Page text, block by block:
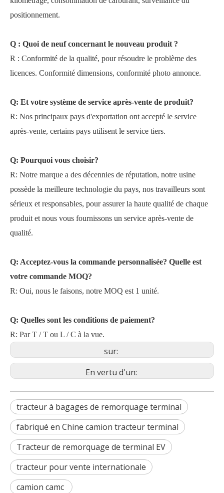
positionnement.
Q : Quoi de neuf concernant le nouveau produit ?
R : Conformité de la qualité, pour résoudre le problème des
licences. Conformité dimensions, conformité photo annonce.
Q: Et votre système de service après-vente de produit?
R: Nos principaux pays d'exportation ont accepté le service
après-vente, certains pays utilisent le service tiers.
Q: Pourquoi vous choisir?
R: Notre marque a des décennies de réputation, notre usine
possède la meilleure technologie du pays, nos travailleurs sont
sérieux et responsables, pour assurer la haute qualité de chaque
produit et nous vous fournissons un service après-vente de
qualité.
Q: Acceptez-vous la commande personnalisée? Quelle est
votre commande MOQ?
R: Oui, nous le faisons, notre MOQ est 1 unité.
Q: Quelles sont les conditions de paiement?
R: Par T / T ou L / C à la vue.
sur:
En vertu d'un:
tracteur à bagages de remorquage terminal
fabriqué en Chine camion tracteur terminal
Tracteur de remorquage de terminal EV
tracteur pour vente internationale
camion camc